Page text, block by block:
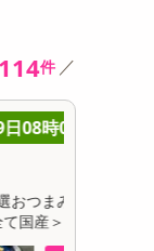
114件 ／
」8袋
り